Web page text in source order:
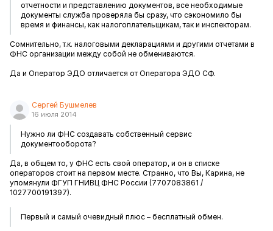
отчетности и представлению документов, все необходимые
документы служба проверяла бы сразу, что сэкономило бы
время и финансы, как налогоплательщикам, так и инспекторам.
Сомнительно, т.к. налоговыми декларациями и другими отчетами в
ФНС организации между собой не обмениваются.
Да и Оператор ЭДО отличается от Оператора ЭДО СФ.
Сергей Бушмелев
16 июля 2014
Нужно ли ФНС создавать собственный сервис
документооборота?
Да, в общем то, у ФНС есть свой оператор, и он в списке
операторов стоит на первом месте. Странно, что Вы, Карина, не
упомянули ФГУП ГНИВЦ ФНС России (7707083861 /
1027700191397).
Первый и самый очевидный плюс – бесплатный обмен.